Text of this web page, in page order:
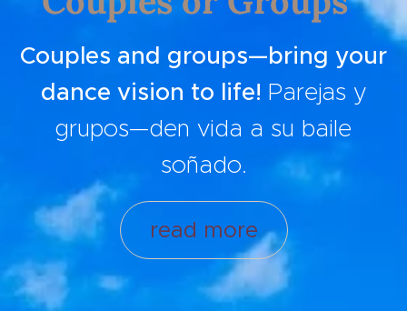
Couples and groups—bring your
dance vision to life! Parejas y
grupos—den vida a su baile
soñado.
read more